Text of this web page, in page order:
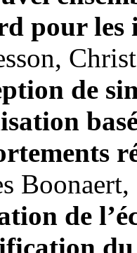
pour les
de
de